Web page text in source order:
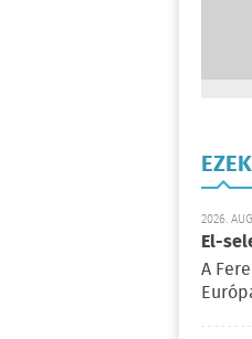
2026.
El-
A